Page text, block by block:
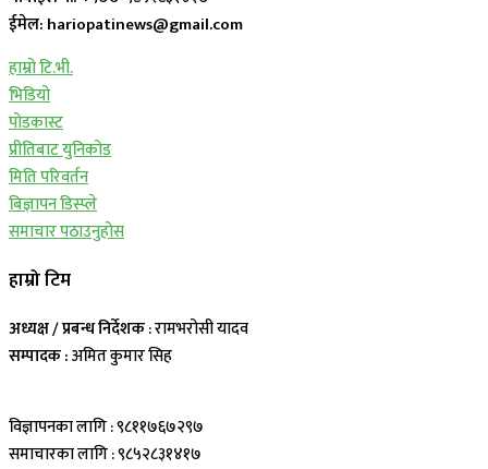
ईमेल: hariopatinews@gmail.com
हाम्रो टि.भी.
भिडियो
पोडकास्ट
प्रीतिबाट युनिकोड
मिति परिवर्तन
बिज्ञापन डिस्प्ले
समाचार पठाउनुहोस
हाम्रो टिम
अध्यक्ष / प्रबन्ध निर्देशक: रामभरोसी यादव
सम्पादक :अमित कुमार सिह
विज्ञापनका लागि : ९८११७६७२९७
समाचारका लागि : ९८५२८३१४१७